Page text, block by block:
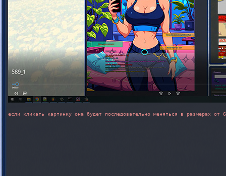
если кликать картинку она будет последовательно меняться в размерах от